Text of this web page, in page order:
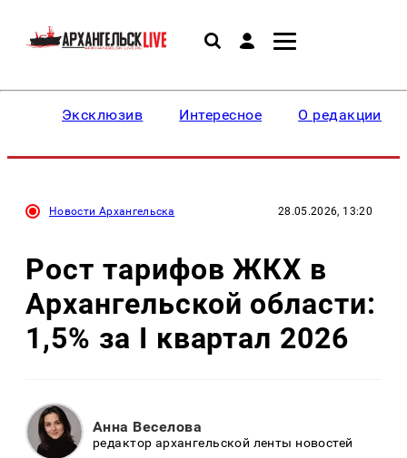
Эксклюзив Интересное О редакции
Новости Архангельска 28.05.2026, 13:20
Рост тарифов ЖКХ в
Архангельской области:
1,5% за I квартал 2026
Анна Веселова
редактор архангельской ленты новостей